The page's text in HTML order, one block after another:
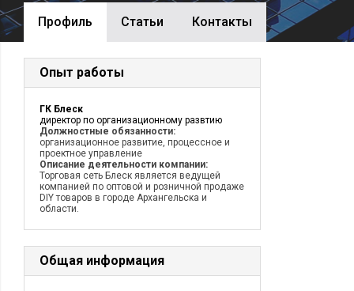
Профиль Cтатьи Контакты
Опыт работы
ГК Блеск
директор по организационному развтию
Должностные обязанности:
организационное развитие, процессное и
проектное управление
Описание деятельности компании:
Торговая сеть Блеск является ведущей
компанией по оптовой и розничной продаже
DIY товаров в городе Архангельска и
области.
Общая информация